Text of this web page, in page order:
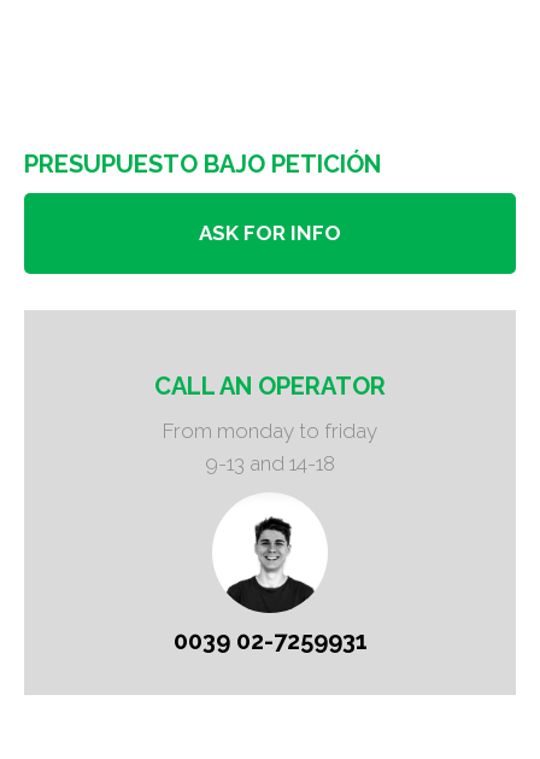
PRESUPUESTO BAJO PETICIÓN
ASK FOR INFO
CALL AN OPERATOR
From monday to friday
9-13 and 14-18
0039 02-7259931